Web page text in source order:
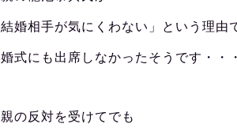
結婚相手が気にくわない」という理由
式にも出席しなかったそうです・・
の反対を受けてでも